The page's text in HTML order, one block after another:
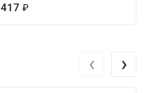
417 ₽
‹ ›